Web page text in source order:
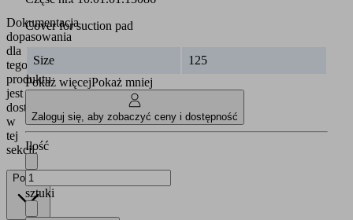
Dokumentacja
dopasowania
dla
tego
produktu
jest
dostępna
w
tej
sekcji.
Polska
Cover for suction pad
Size
125
Pokaż więcejPokaż mniej
Zaloguj się, aby zobaczyć ceny i dostępność
Ilość
sztuki